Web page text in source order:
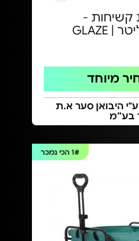
קשיחות -
מיוחד
היבואן סער א.ת
בע”מ
1#הכי נמכר